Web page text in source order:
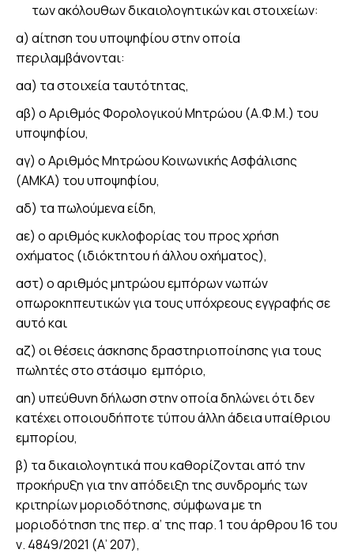
των ακόλουθων δικαιολογητικών και στοιχείων:
α) αίτηση του υποψηφίου στην οποία
περιλαμβάνονται:
αα) τα στοιχεία ταυτότητας,
αβ) ο Αριθμός Φορολογικού Μητρώου (Α.Φ.Μ.) του
υποψηφίου,
αγ) ο Αριθμός Μητρώου Κοινωνικής Ασφάλισης
(ΑΜΚΑ) του υποψηφίου,
αδ) τα πωλούμενα είδη,
αε) ο αριθμός κυκλοφορίας του προς χρήση
οχήματος (ιδιόκτητου ή άλλου οχήματος),
αστ) ο αριθμός μητρώου εμπόρων νωπών
οπωροκηπευτικών για τους υπόχρεους εγγραφής σε
αυτό και
αζ) οι θέσεις άσκησης δραστηριοποίησης για τους
πωλητές στο στάσιμο εμπόριο,
αη) υπεύθυνη δήλωση στην οποία δηλώνει ότι δεν
κατέχει οποιουδήποτε τύπου άλλη άδεια υπαίθριου
εμπορίου,
β) τα δικαιολογητικά που καθορίζονται από την
προκήρυξη για την απόδειξη της συνδρομής των
κριτηρίων μοριοδότησης, σύμφωνα με τη
μοριοδότηση της περ. α’ της παρ. 1 του άρθρου 16 του
ν. 4849/2021 (Α’ 207),